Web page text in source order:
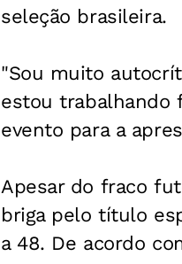
seleção brasileira.
"Sou muito
estou trabalhando
evento para a
Apesar do fraco
briga pelo título
a 48. De acordo